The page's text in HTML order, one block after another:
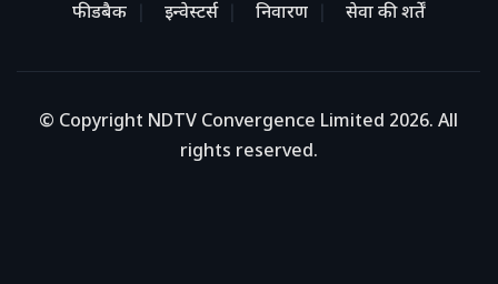
फीडबैक
इन्वेस्टर्स निवारण सेवा की शर्तें
© Copyright NDTV Convergence Limited 2026. All
rights reserved.